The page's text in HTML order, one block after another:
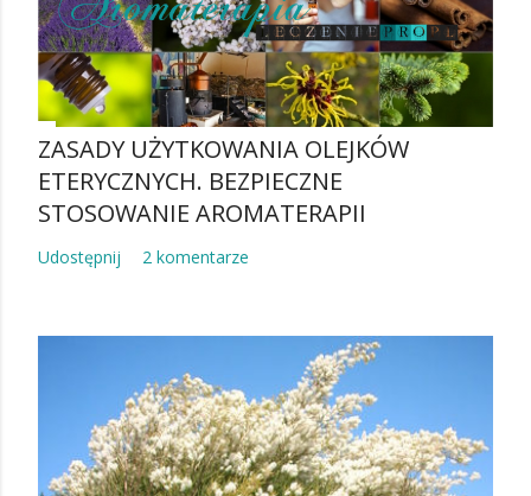
ZASADY UŻYTKOWANIA OLEJKÓW
ETERYCZNYCH. BEZPIECZNE
STOSOWANIE AROMATERAPII
Udostępnij 2 komentarze